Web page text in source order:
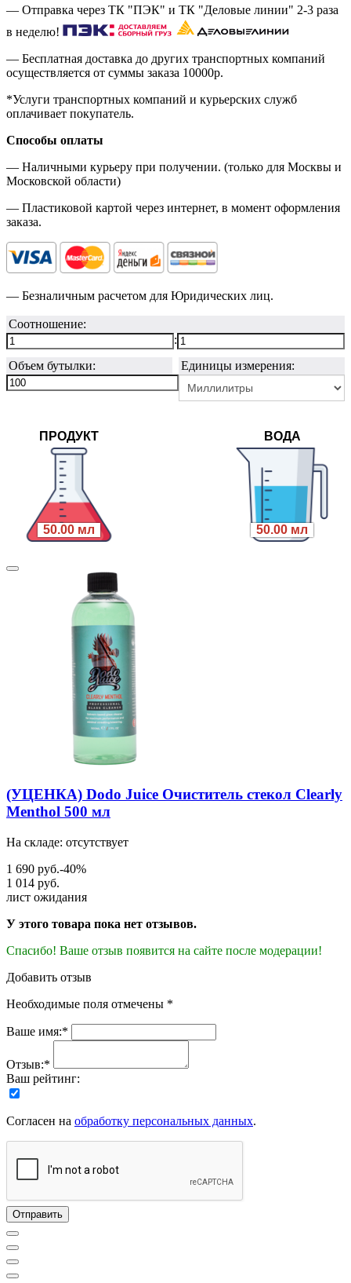
— Отправка через ТК "ПЭК" и ТК "Деловые линии" 2-3 раза
в неделю!
— Бесплатная доставка до других транспортных компаний
осуществляется от суммы заказа 10000р.
*Услуги транспортных компаний и курьерских служб
оплачивает покупатель.
Способы оплаты
— Наличными курьеру при получении. (только для Москвы и
Московской области)
— Пластиковой картой через интернет, в момент оформления
заказа.
— Безналичным расчетом для Юридических лиц.
Соотношение:
:
Объем бутылки:
Единицы измерения:
ПРОДУКТ
50.00 мл
ВОДА
50.00 мл
(УЦЕНКА) Dodo Juice Очиститель стекол Clearly
Menthol 500 мл
На складе: отсутствует
1 690 руб.-40%
1 014 руб.
лист ожидания
У этого товара пока нет отзывов.
Спасибо! Ваше отзыв появится на сайте после модерации!
Добавить отзыв
Необходимые поля отмечены *
Ваше имя:*
Отзыв:*
Ваш рейтинг:
Согласен на обработку персональных данных.